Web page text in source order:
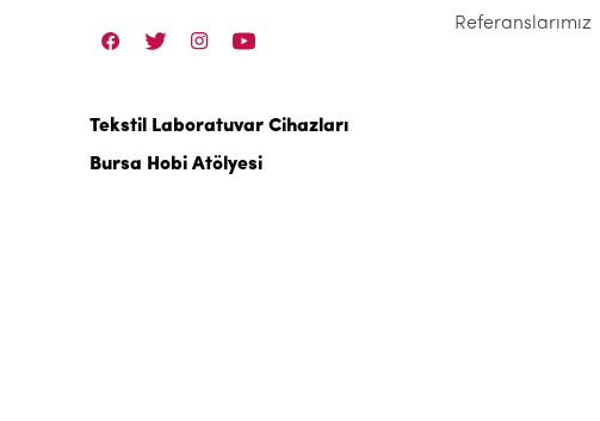
Tekstil Laboratuvar Cihazları
Bursa Hobi Atölyesi
Referanslarımız